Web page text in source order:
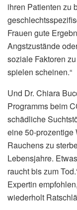
ihren Patienten zu
Frauen gute
Angstzustände
soziale Faktoren
spielen scheinen.“
Und Dr. Chiara
Programms beim
schädliche
eine 50-prozentige
Rauchens zu
Lebensjahre.
raucht bis zum
Expertin
wiederholt